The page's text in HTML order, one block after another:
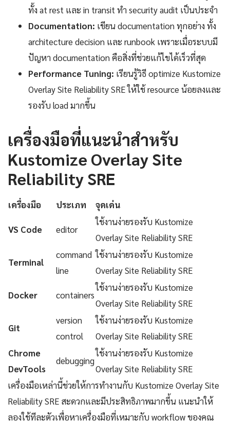
ทั้ง at rest และ in transit ทำ security audit เป็นประจำ
Documentation: เขียน documentation ทุกอย่าง ทั้ง
architecture decision และ runbook เพราะเมื่อระบบมี
ปัญหา documentation คือสิ่งที่ช่วยแก้ไขได้เร็วที่สุด
Performance Tuning: เรียนรู้วิธี optimize Kustomize
Overlay Site Reliability SRE ให้ใช้ resource น้อยลงและ
รองรับ load มากขึ้น
เครื่องมือที่แนะนำสำหรับ
Kustomize Overlay Site
Reliability SRE
เครื่องมือ ประเภท จุดเด่น
VS Code editor
ใช้งานง่ายรองรับ Kustomize
Overlay Site Reliability SRE
Terminal
command
line
ใช้งานง่ายรองรับ Kustomize
Overlay Site Reliability SRE
Docker containers
ใช้งานง่ายรองรับ Kustomize
Overlay Site Reliability SRE
Git
version
control
ใช้งานง่ายรองรับ Kustomize
Overlay Site Reliability SRE
Chrome
DevTools
debugging
ใช้งานง่ายรองรับ Kustomize
Overlay Site Reliability SRE
เครื่องมือเหล่านี้ช่วยให้การทำงานกับ Kustomize Overlay Site
Reliability SRE สะดวกและมีประสิทธิภาพมากขึ้น แนะนำให้
ลองใช้ทีละตัวเพื่อหาเครื่องมือที่เหมาะกับ workflow ของคุณ